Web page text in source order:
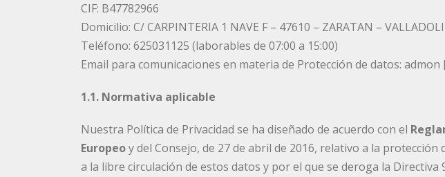
CIF: B47782966
Domicilio: C/ CARPINTERIA 1 NAVE F – 47610 – ZARATAN –
Teléfono: 625031125 (laborables de 07:00 a 15:00)
Email para comunicaciones en materia de Protección de datos:
1.1. Normativa aplicable
Nuestra Política de Privacidad se ha diseñado de acuerdo con el
Europeoy del Consejo, de 27 de abril de 2016, relativo a la
a la libre circulación de estos datos y por el que se deroga la